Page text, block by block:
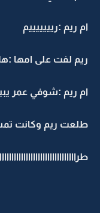
ام ريم :ريييييييم
ريم لفت على امها
ام ريم :شوفي عمر
طلعت ريم وكانت